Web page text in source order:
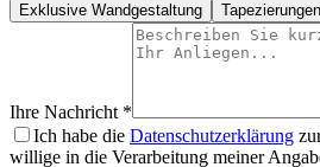
Exklusive Wandgestaltung
Tapezierungen
Ihre Nachricht *
Ich habe die Datenschutzerklärung
willige in die Verarbeitung meiner